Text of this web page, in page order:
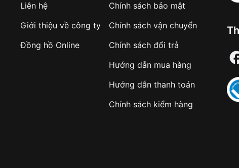
Liên hệ
Giới thiệu về công ty
Đồng hồ Online
Chính sách bảo mật
Chính sách vận chuyển
Chính sách đổi trả
Hướng dẫn mua hàng
Hướng dẫn thanh toán
Chính sách kiểm hàng